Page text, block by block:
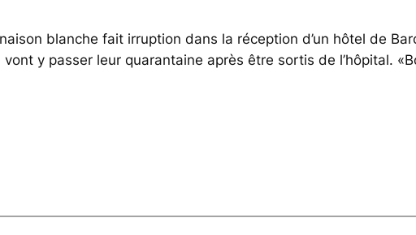
blanche fait irruption dans la réception d’un hôtel de
y passer leur quarantaine après être sortis de l’hôpital.